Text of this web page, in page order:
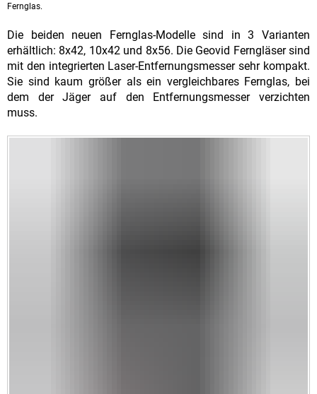
Fernglas.
Die beiden neuen Fernglas-Modelle sind in 3 Varianten
erhältlich: 8x42, 10x42 und 8x56. Die Geovid Ferngläser sind
mit den integrierten Laser-Entfernungsmesser sehr kompakt.
Sie sind kaum größer als ein vergleichbares Fernglas, bei
dem der Jäger auf den Entfernungsmesser verzichten
muss.